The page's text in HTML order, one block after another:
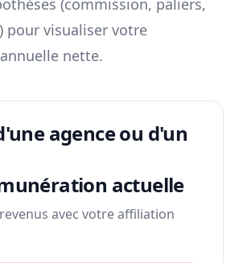
(commission, paliers,
pour visualiser votre
nette.
agence ou d'un
actuelle
avec votre affiliation